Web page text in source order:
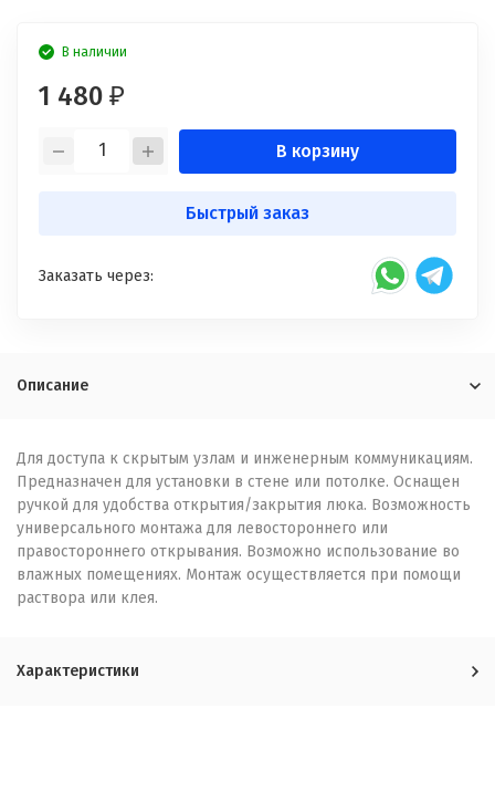
В наличии
1 480 ₽
В корзину
Быстрый заказ
Заказать через:
Описание
Для доступа к скрытым узлам и инженерным коммуникациям.
Предназначен для установки в стене или потолке. Оснащен
ручкой для удобства открытия/закрытия люка. Возможность
универсального монтажа для левостороннего или
правостороннего открывания. Возможно использование во
влажных помещениях. Монтаж осуществляется при помощи
раствора или клея.
Характеристики